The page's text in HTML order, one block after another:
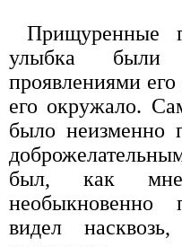
Прищуренные
улыбка были
проявлениями
его окружало.
было неизменно
был, как мне
необыкновенно
видел